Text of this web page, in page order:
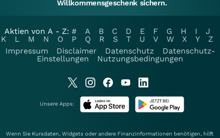
Willkommensgeschenk sichern.
Aktien von A - Z: # A B C D E F G H I
J
K
L M N O P Q R S T U V W X Y
Z
Impressum
Disclaimer Datenschutz
Datenschutz-
Einstellungen
Nutzungsbedingungen
Unsere Apps:
Wenn Sie Kursdaten, Widgets oder andere Finanzinformationen benötigen, hilft